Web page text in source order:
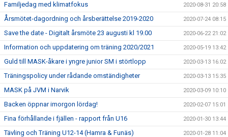
Familjedag med klimatfokus 2020-08-31 20:58
Årsmötet-dagordning och årsberättelse 2019-2020 2020-07-24 08:15
Save the date - Digitalt årsmöte 23 augusti kl 19.00 2020-06-22 21:02
Information och uppdatering om träning 2020/2021 2020-05-19 13:42
Guld till MASK-åkare i yngre junior SM i störtlopp 2020-03-13 16:02
Träningspolicy under rådande omständigheter 2020-03-13 15:35
MASK på JVM i Narvik 2020-03-09 10:10
Backen öppnar imorgon lördag! 2020-02-07 15:01
Fina förhållande i fjällen - rapport från U16 2020-01-30 13:44
Tävling och Träning U12-14 (Hamra & Funäs) 2020-01-28 11:04